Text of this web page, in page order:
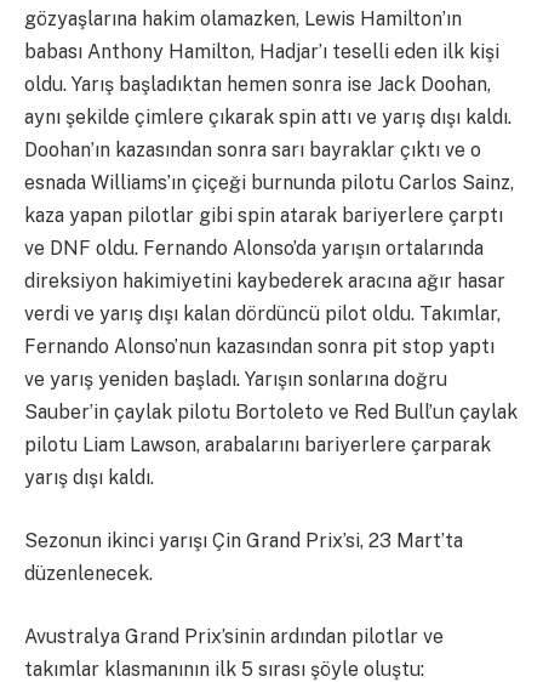
gözyaşlarına hakim olamazken, Lewis Hamilton’ın
babası Anthony Hamilton, Hadjar’ı teselli eden ilk kişi
oldu. Yarış başladıktan hemen sonra ise Jack Doohan,
aynı şekilde çimlere çıkarak spin attı ve yarış dışı kaldı.
Doohan’ın kazasından sonra sarı bayraklar çıktı ve o
esnada Williams’ın çiçeği burnunda pilotu Carlos Sainz,
kaza yapan pilotlar gibi spin atarak bariyerlere çarptı
ve DNF oldu. Fernando Alonso’da yarışın ortalarında
direksiyon hakimiyetini kaybederek aracına ağır hasar
verdi ve yarış dışı kalan dördüncü pilot oldu. Takımlar,
Fernando Alonso’nun kazasından sonra pit stop yaptı
ve yarış yeniden başladı. Yarışın sonlarına doğru
Sauber’in çaylak pilotu Bortoleto ve Red Bull’un çaylak
pilotu Liam Lawson, arabalarını bariyerlere çarparak
yarış dışı kaldı.
Sezonun ikinci yarışı Çin Grand Prix’si, 23 Mart’ta
düzenlenecek.
Avustralya Grand Prix’sinin ardından pilotlar ve
takımlar klasmanının ilk 5 sırası şöyle oluştu: